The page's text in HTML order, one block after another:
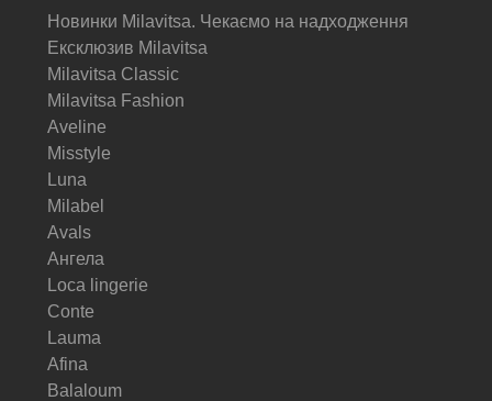
Новинки Milavitsa. Чекаємо на надходження
Ексклюзив Milavitsa
Milavitsa Classic
Milavitsa Fashion
Aveline
Misstyle
Luna
Milabel
Avals
Ангела
Loca lingerie
Conte
Lauma
Afina
Balaloum